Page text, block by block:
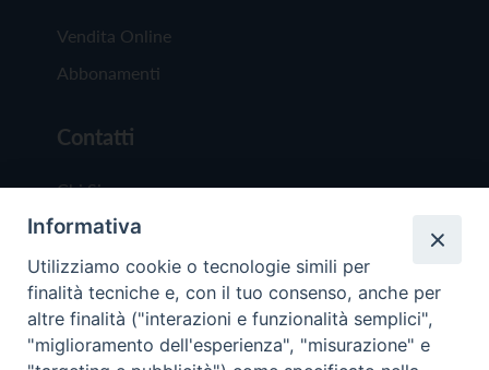
Vendita Online
Abbonamenti
Contatti
Chi Siamo
Redazione
Scrivici
Informativa
Utilizziamo cookie o tecnologie simili per
finalità tecniche e, con il tuo consenso, anche per
altre finalità ("interazioni e funzionalità semplici",
"miglioramento dell'esperienza", "misurazione" e